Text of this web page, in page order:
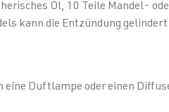
Öl, 10 Teile Mandel-
kann die Entzündung
Duftlampe oder einen